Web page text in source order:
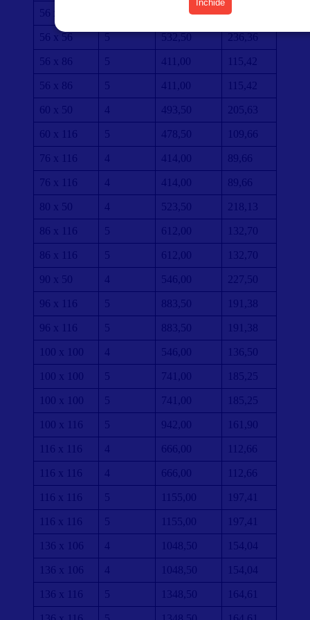
56 x 56 532,50 236,36
56 x 56 5 532,50 236,36
56 x 86 5 411,00 115,42
56 x 86 5 411,00 115,42
60 x 50 4 493,50 205,63
60 x 116 5 478,50 109,66
76 x 116 4 414,00 89,66
76 x 116 4 414,00 89,66
80 x 50 4 523,50 218,13
86 x 116 5 612,00 132,70
86 x 116 5 612,00 132,70
90 x 50 4 546,00 227,50
96 x 116 5 883,50 191,38
96 x 116 5 883,50 191,38
100 x 100 4 546,00 136,50
100 x 100 5 741,00 185,25
100 x 100 5 741,00 185,25
100 x 116 5 942,00 161,90
116 x 116 4 666,00 112,66
116 x 116 4 666,00 112,66
116 x 116 5 1155,00 197,41
116 x 116 5 1155,00 197,41
136 x 106 4 1048,50 154,04
136 x 106 4 1048,50 154,04
136 x 116 5 1348,50 164,61
Închide